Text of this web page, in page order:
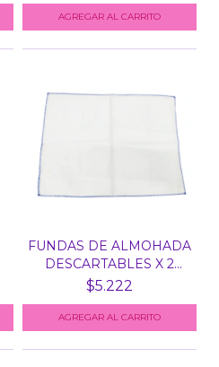
FUNDAS DE ALMOHADA
DESCARTABLES X 2
UNID...
$5.222